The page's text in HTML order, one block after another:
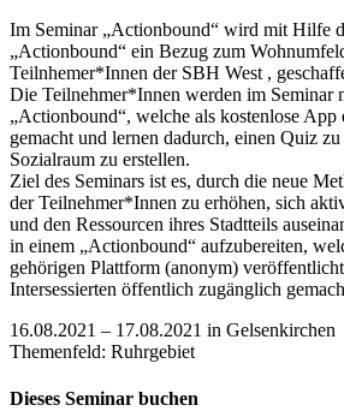
Im Seminar „Actionbound“ wird mit Hilfe
„Actionbound“ ein Bezug zum
Teilnhemer*Innen der SBH West ,
Die Teilnehmer*Innen werden im Seminar
„Actionbound“, welche als kostenlose
gemacht und lernen dadurch, einen Quiz
Sozialraum zu erstellen.
Ziel des Seminars ist es, durch die neue
der Teilnehmer*Innen zu erhöhen, sich
und den Ressourcen ihres Stadtteils
in einem „Actionbound“ aufzubereiten,
gehörigen Plattform (anonym)
Intersessierten öffentlich zugänglich
16.08.2021 – 17.08.2021 in Gelsenkirchen
Themenfeld: Ruhrgebiet
Dieses Seminar buchen